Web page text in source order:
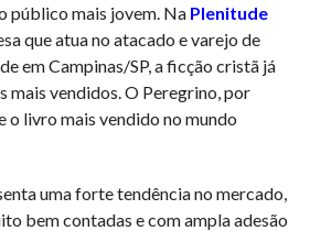
público mais jovem. Na Plenitude
que atua no atacado e varejo de
em Campinas/SP, a ficção cristã já
mais vendidos. O Peregrino, por
o livro mais vendido no mundo
uma forte tendência no mercado,
bem contadas e com ampla adesão